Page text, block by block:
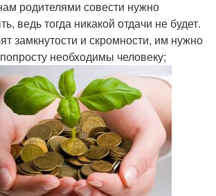
родителями совести нужно
ведь тогда никакой отдачи не будет.
замкнутости и скромности, им нужно
необходимы человеку;